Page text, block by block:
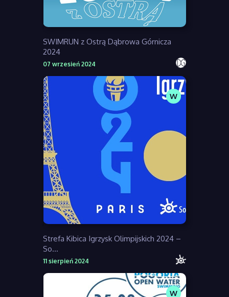
SWIMRUN z Ostrą Dąbrowa Górnicza
2024
07 wrzesień 2024
Strefa Kibica Igrzysk Olimpijskich 2024 –
So...
W
11 sierpień 2024
W